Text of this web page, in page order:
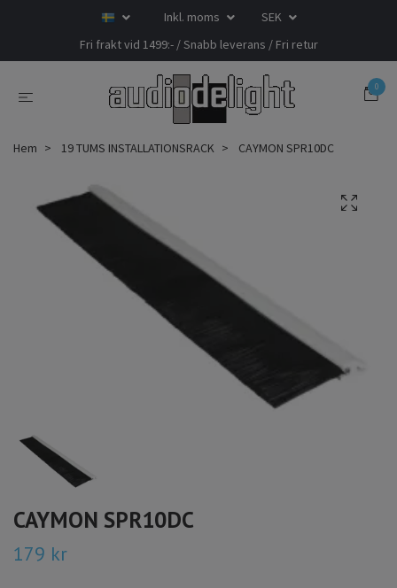
Inkl. moms
SEK
Fri frakt vid 1499:- / Snabb leverans / Fri retur
0
Hem 19 TUMS INSTALLATIONSRACK CAYMON SPR10DC
CAYMON SPR10DC
179 kr